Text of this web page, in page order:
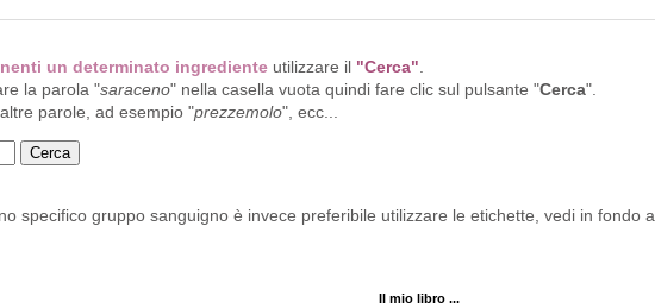
un determinato ingrediente utilizzare il "Cerca"
la parola "saraceno" nella casella vuota quindi fare clic sul pulsante "Cerca".
parole, ad esempio "prezzemolo", ecc...
specifico gruppo sanguigno è invece preferibile utilizzare le etichette, vedi in fondo a
Il mio libro ...